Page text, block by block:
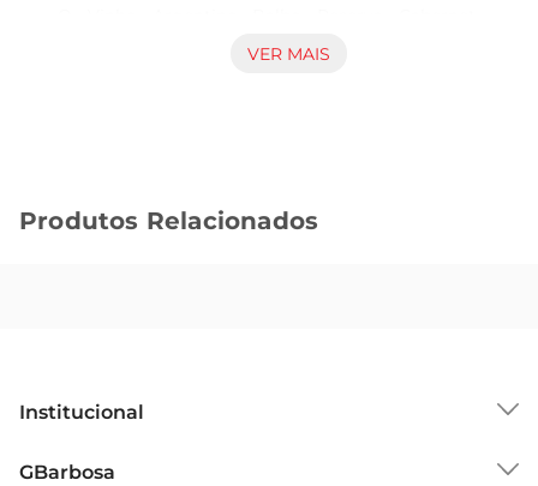
Sauvignon Tinto é uma das expressões mais
bebida.
notas de frutas negras maduras, como cassis e
especiarias e baunilha, resultado de seu
VER MAIS
Produtos Relacionados
Institucional
GBarbosa